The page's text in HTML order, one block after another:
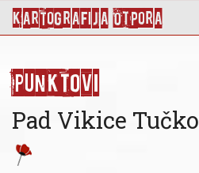
KArtoGrAFIJA OTPorA
Punktovi
Slojevi
Novosti
Publikacije
Punktovi
Pad Vikice